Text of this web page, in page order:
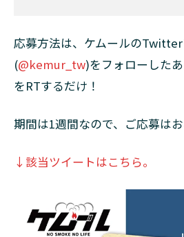
応募方法は、ケムールのTwitter
(@kemur_tw)をフォローした
をRTするだけ！
期間は1週間なので、ご応募はお
↓該当ツイートはこちら。